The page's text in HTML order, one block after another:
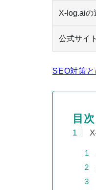
X-log.aiの
公式サイト
SEO対策
目次